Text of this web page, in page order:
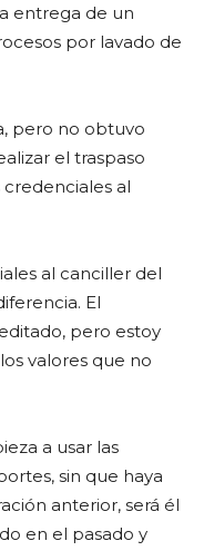
entrega de un
por lavado de
pero no obtuvo
el traspaso
credenciales al
al canciller del
El
pero estoy
valores que no
a usar las
sin que haya
anterior, será él
en el pasado y